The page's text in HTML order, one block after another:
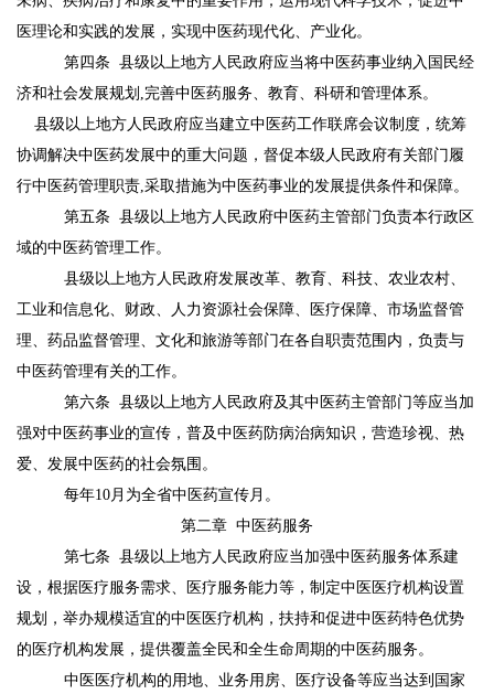
医理论和实践的发展，实现中医药现代化、产业化。
第四条 县级以上地方人民政府应当将中医药事业纳入国民经
济和社会发展规划 ,完善中医药服务、教育、科研和管理体系。
县级以上地方人民政府应当建立中医药工作联席会议制度，统筹
协调解决中医药发展中的重大问题，督促本级人民政府有关部门履
行中医药管理职责,采取措施为中医药事业的发展提供条件和保障。
第五条 县级以上地方人民政府中医药主管部门负责本行政区
域的中医药管理工作。
县级以上地方人民政府发展改革、教育、科技、农业农村、
工业和信息化、财政、人力资源社会保障、医疗保障、市场监督管
理、药品监督管理、文化和旅游等部门在各自职责范围内，负责与
中医药管理有关的工作。
第六条 县级以上地方人民政府及其中医药主管部门等应当加
强对中医药事业的宣传，普及中医药防病治病知识，营造珍视、热
爱、发展中医药的社会氛围。
每年10月为全省中医药宣传月。
第二章 中医药服务
第七条 县级以上地方人民政府应当加强中医药服务体系建
设，根据医疗服务需求、医疗服务能力等，制定中医医疗机构设置
规划，举办规模适宜的中医医疗机构，扶持和促进中医药特色优势
的医疗机构发展，提供覆盖全民和全生命周期的中医药服务。
中医医疗机构的用地、业务用房、医疗设备等应当达到国家